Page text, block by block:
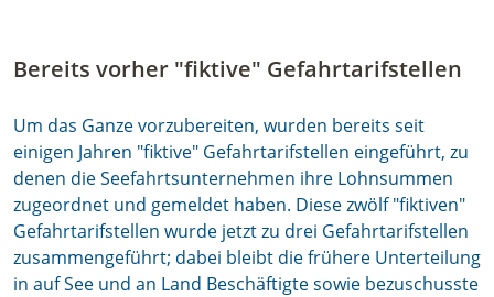
Bereits vorher "fiktive" Gefahrtarifstellen
Um das Ganze vorzubereiten, wurden bereits seit
einigen Jahren "fiktive" Gefahrtarifstellen eingeführt, zu
denen die Seefahrtsunternehmen ihre Lohnsummen
zugeordnet und gemeldet haben. Diese zwölf "fiktiven"
Gefahrtarifstellen wurde jetzt zu drei Gefahrtarifstellen
zusammengeführt; dabei bleibt die frühere Unterteilung
in auf See und an Land Beschäftigte sowie bezuschusste